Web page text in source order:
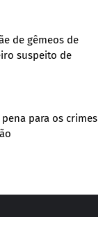
de gêmeos de
suspeito de
para os crimes